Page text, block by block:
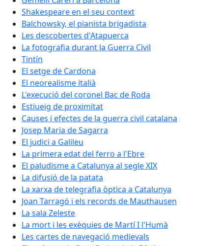
Shakespeare en el seu context
Balchowsky, el pianista brigadista
Les descobertes d'Atapuerca
La fotografia durant la Guerra Civil
Tintín
El setge de Cardona
El neorealisme italià
L'execució del coronel Bac de Roda
Estiueig de proximitat
Causes i efectes de la guerra civil catalana
Josep Maria de Sagarra
El judici a Galileu
La primera edat del ferro a l'Ebre
El paludisme a Catalunya al segle XIX
La difusió de la patata
La xarxa de telegrafia òptica a Catalunya
Joan Tarragó i els records de Mauthausen
La sala Zeleste
La mort i les exèquies de Martí I l'Humà
Les cartes de navegació medievals